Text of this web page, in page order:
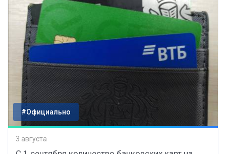
#Официально
3 августа